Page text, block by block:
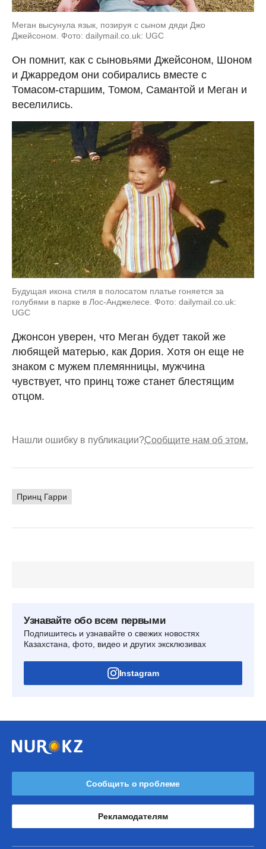
Меган высунула язык, позируя с сыном дяди Джо
Джейсоном. Фото: dailymail.co.uk: UGC
Он помнит, как с сыновьями Джейсоном, Шоном
и Джарредом они собирались вместе с
Томасом-старшим, Томом, Самантой и Меган и
веселились.
Будущая икона стиля в полосатом платье гоняется за
голубями в парке в Лос-Анджелесе. Фото: dailymail.co.uk:
UGC
Джонсон уверен, что Меган будет такой же
любящей матерью, как Дория. Хотя он еще не
знаком с мужем племянницы, мужчина
чувствует, что принц тоже станет блестящим
отцом.
Нашли ошибку в публикации?Сообщите нам об этом.
Принц Гарри
Узнавайте обо всем первыми
Подпишитесь и узнавайте о свежих новостях
Казахстана, фото, видео и других эксклюзивах
Instagram
Сообщить о проблеме
Рекламодателям